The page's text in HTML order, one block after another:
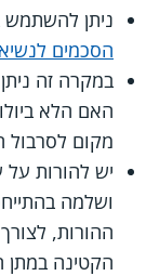
ניתן להשתמש
הסכמים
במקרה זה
האם הלא
מקום לסרבול
יש להורות
ושלמה
ההורות,
הקטינה במתן